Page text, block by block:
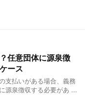
任意団体に源泉徴
ース
支払いがある場合、義務
源泉徴収する必要があ ...